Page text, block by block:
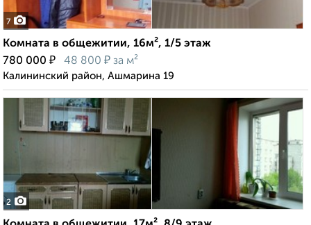
7
Комната в общежитии, 16м², 1/5 этаж
780 000 ₽ 48 800 ₽ за м²
Калининский район, Ашмарина 19
2